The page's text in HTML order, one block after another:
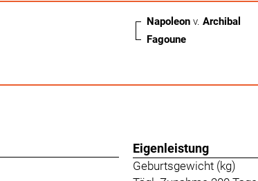
Napoleon v. Archibal
Fagoune
Eigenleistung
Geburtsgewicht (kg)